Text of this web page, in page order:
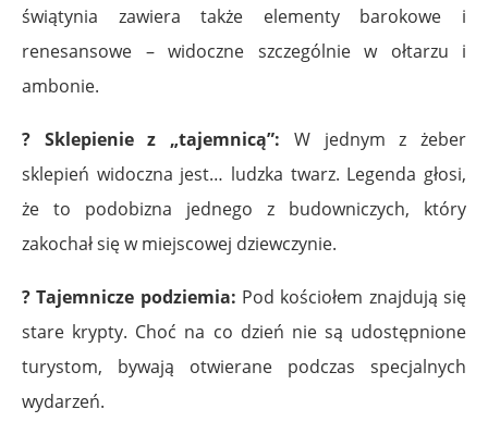
świątynia zawiera także elementy barokowe i
renesansowe – widoczne szczególnie w ołtarzu i
ambonie.
? Sklepienie z „tajemnicą”: W jednym z żeber
sklepień widoczna jest… ludzka twarz. Legenda głosi,
że to podobizna jednego z budowniczych, który
zakochał się w miejscowej dziewczynie.
? Tajemnicze podziemia: Pod kościołem znajdują się
stare krypty. Choć na co dzień nie są udostępnione
turystom, bywają otwierane podczas specjalnych
wydarzeń.